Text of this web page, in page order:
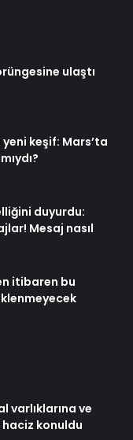
ulaştı
keşif: Mars’ta
duyurdu:
Mesaj nasıl
itibaren bu
varlıklarına ve
konuldu